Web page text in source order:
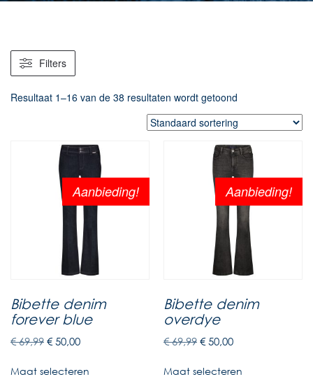
Filters
Resultaat 1–16 van de 38 resultaten wordt getoond
Aanbieding!
Bibette denim
forever blue
€69,99 €50,00
Maat selecteren
Aanbieding!
Bibette denim
overdye
€69,99 €50,00
Maat selecteren